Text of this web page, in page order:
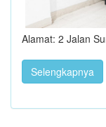
Alamat: 2 Jalan
Selengkapnya